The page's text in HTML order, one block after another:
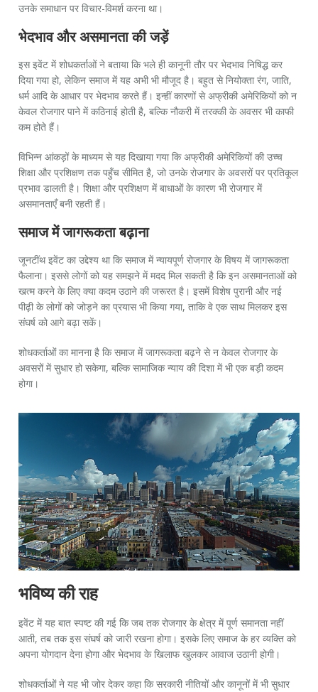
उनके समाधान पर विचार-विमर्श करना था।
भेदभाव और असमानता की जड़ें
इस इवेंट में शोधकर्ताओं ने बताया कि भले ही कानूनी तौर पर भेदभाव निषिद्ध कर
दिया गया हो, लेकिन समाज में यह अभी भी मौजूद है। बहुत से नियोक्ता रंग, जाति,
धर्म आदि के आधार पर भेदभाव करते हैं। इन्हीं कारणों से अफ्रीकी अमेरिकियों को न
केवल रोजगार पाने में कठिनाई होती है, बल्कि नौकरी में तरक्की के अवसर भी काफी
कम होते हैं।
विभिन्न आंकड़ों के माध्यम से यह दिखाया गया कि अफ्रीकी अमेरिकियों की उच्च
शिक्षा और प्रशिक्षण तक पहुँच सीमित है, जो उनके रोजगार के अवसरों पर प्रतिकूल
प्रभाव डालती है। शिक्षा और प्रशिक्षण में बाधाओं के कारण भी रोजगार में
असमानताएँ बनी रहती हैं।
समाज में जागरूकता बढ़ाना
जूनटींथ इवेंट का उद्देश्य था कि समाज में न्यायपूर्ण रोजगार के विषय में जागरूकता
फैलाना। इससे लोगों को यह समझने में मदद मिल सकती है कि इन असमानताओं को
खत्म करने के लिए क्या कदम उठाने की जरूरत है। इसमें विशेष पुरानी और नई
पीढ़ी के लोगों को जोड़ने का प्रयास भी किया गया, ताकि वे एक साथ मिलकर इस
संघर्ष को आगे बढ़ा सकें।
शोधकर्ताओं का मानना है कि समाज में जागरूकता बढ़ने से न केवल रोजगार के
अवसरों में सुधार हो सकेगा, बल्कि सामाजिक न्याय की दिशा में भी एक बड़ी कदम
होगा।
भविष्य की राह
इवेंट में यह बात स्पष्ट की गई कि जब तक रोजगार के क्षेत्र में पूर्ण समानता नहीं
आती, तब तक इस संघर्ष को जारी रखना होगा। इसके लिए समाज के हर व्यक्ति को
अपना योगदान देना होगा और भेदभाव के खिलाफ खुलकर आवाज उठानी होगी।
शोधकर्ताओं ने यह भी जोर देकर कहा कि सरकारी नीतियों और कानूनों में भी सुधार